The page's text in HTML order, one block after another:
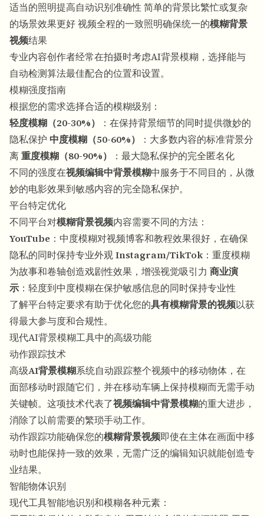
适当的照明提高自动识别准确性 简单的背景比繁忙或复杂
的场景效果更好 视频全程的一致照明确保统一的模糊背景
视频结果
专业内容创作者经常在拍摄时考虑AI背景模糊 ，选择能与
自动检测算法最佳配合的位置和设置。
模糊强度指南
根据您的需求选择合适的模糊级别：
轻度模糊（20-30%）
：在保持背景细节的同时提供微妙的
隐私保护 中度模糊（50-60%）
：大多数内容的标准背景分
离重度模糊（80-90%）
：最大隐私保护的完全匿名化
不同的强度在视频编辑中背景模糊中服务于不同目的，从微
妙的电影效果到敏感内容的完全隐私保护。
平台特定优化
不同平台对模糊背景视频内容需要不同的方法：
YouTube ：中度模糊对视频博客和教程效果很好，在确保
隐私的同时保持专业外观Instagram/TikTok ：重度模糊
为故事和卷轴创造戏剧性效果，增强视觉吸引力 商业演
示 ：轻度到中度模糊在保护敏感信息的同时保持专业性
了解平台特定要求有助于优化您的具有模糊背景的视频以获
得最大参与度和合规性。
现代AI背景模糊工具中的高级功能
动作跟踪技术
高级AI背景模糊系统自动跟踪整个视频中的移动物体，在
面部移动时跟随它们，并在移动车辆上保持模糊而无需手动
关键帧。这项技术代表了视频编辑中背景模糊的重大进步，
消除了以前需要的繁琐手动工作。
动作跟踪功能确保您的模糊背景视频即使在主体在画面中移
动时也能保持一致的效果，无需广泛的编辑知识就能创造专
业结果。
智能物体识别
现代工具智能地识别和模糊各种元素：